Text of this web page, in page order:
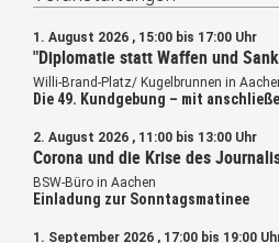
1. August 2026 , 15:00 bis 17:00 Uhr
"Diplomatie statt Waffen und
Willi-Brand-Platz/ Kugelbrunnen in
Die 49. Kundgebung – mit
2. August 2026 , 11:00 bis 13:00 Uhr
Corona und die Krise des
BSW-Büro in Aachen
Einladung zur Sonntagsmatinee
1. September 2026 , 17:00 bis 19:00